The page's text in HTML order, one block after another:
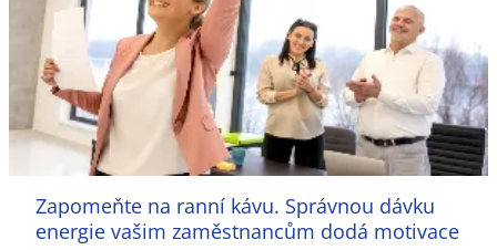
Zapomeňte na ranní kávu. Správnou dávku
energie vašim zaměstnancům dodá motivace